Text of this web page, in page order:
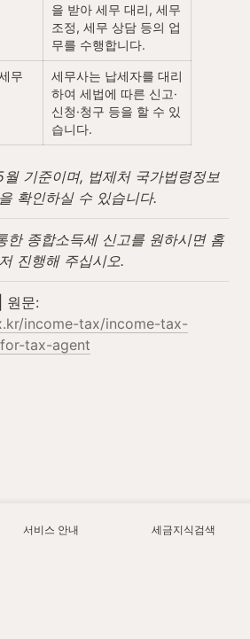
을 받아 세무 대리, 세무
조정, 세무 상담 등의 업
무를 수행합니다.
무
세무사는 납세자를 대리
하여 세법에 따른 신고·
신청·청구 등을 할 수 있
습니다.
기준이며, 법제처 국가법령정보
확인하실 수 있습니다.
한 종합소득세 신고를 원하시면 홈
진행해 주십시오.
income-tax/income-tax-
tax-agent
서비스 안내 세금지식검색